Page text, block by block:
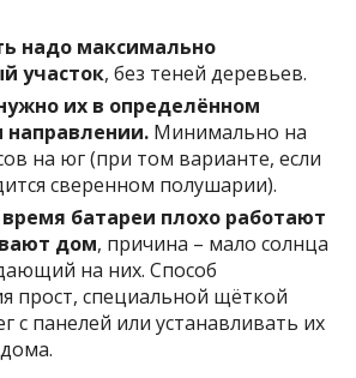
надо максимально
участок, без теней деревьев.
их в определённом
направлении. Минимально на
на юг (при том варианте, если
сверенном полушарии).
батареи плохо работают
дом, причина – мало солнца
на них. Способ
прост, специальной щёткой
с панелей или устанавливать их